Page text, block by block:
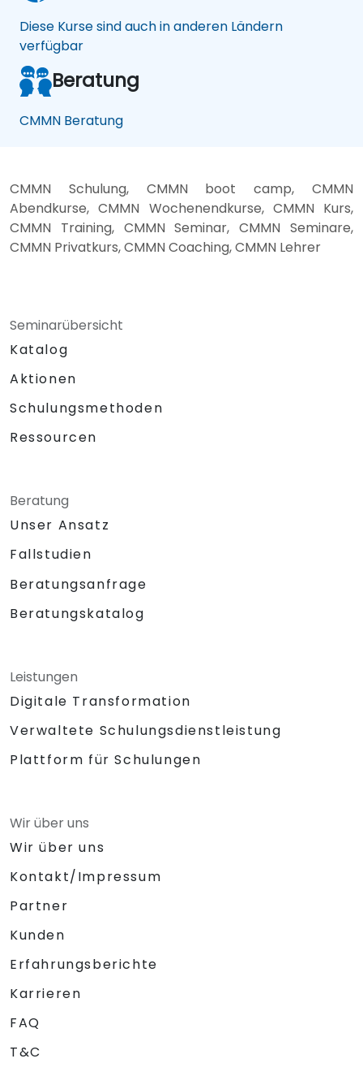
Diese Kurse sind auch in anderen Ländern
verfügbar
Beratung
CMMN Beratung
CMMN Schulung, CMMN boot camp, CMMN
Abendkurse, CMMN Wochenendkurse, CMMN Kurs,
CMMN Training, CMMN Seminar, CMMN Seminare,
CMMN Privatkurs, CMMN Coaching, CMMN Lehrer
Seminarübersicht
Katalog
Aktionen
Schulungsmethoden
Ressourcen
Beratung
Unser Ansatz
Fallstudien
Beratungsanfrage
Beratungskatalog
Leistungen
Digitale Transformation
Verwaltete Schulungsdienstleistung
Plattform für Schulungen
Wir über uns
Wir über uns
Kontakt/Impressum
Partner
Kunden
Erfahrungsberichte
Karrieren
FAQ
T&C